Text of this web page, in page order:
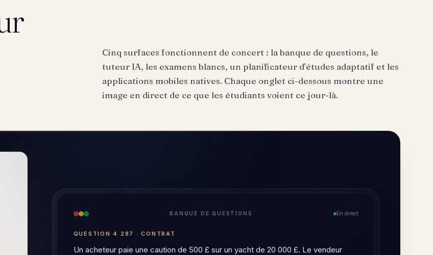
Cinq surfaces fonctionnent de concert : la banque de questions, le
tuteur IA, les examens blancs, un planificateur d'études adaptatif et les
applications mobiles natives. Chaque onglet ci-dessous montre une
image en direct de ce que les étudiants voient ce jour-là.
TUTEUR IA En direct
A
Expliquez la différence entre la négligence et le manquement à